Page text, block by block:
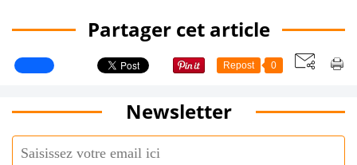
Partager cet article
Repost 0
Newsletter